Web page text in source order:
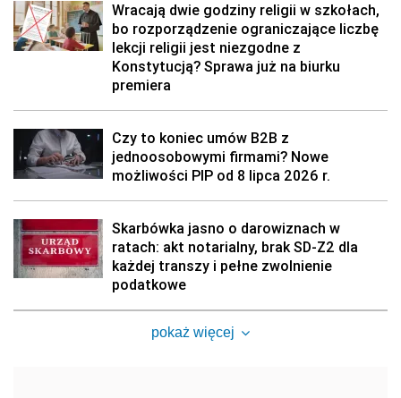
Wracają dwie godziny religii w szkołach,
bo rozporządzenie ograniczające liczbę
lekcji religii jest niezgodne z
Konstytucją? Sprawa już na biurku
premiera
Czy to koniec umów B2B z
jednoosobowymi firmami? Nowe
możliwości PIP od 8 lipca 2026 r.
Skarbówka jasno o darowiznach w
ratach: akt notarialny, brak SD-Z2 dla
każdej transzy i pełne zwolnienie
podatkowe
pokaż więcej